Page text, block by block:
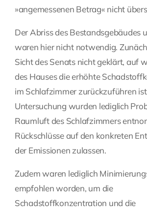
»angemessenen Betrag« nicht
Der Abriss des Bestandsgebäudes
waren hier nicht notwendig.
Sicht des Senats nicht geklärt, auf
des Hauses die erhöhte
im Schlafzimmer zurückzuführen
Untersuchung wurden lediglich
Raumluft des Schlafzimmers
Rückschlüsse auf den konkreten
der Emissionen zulassen.
Zudem waren lediglich
empfohlen worden, um die
Schadstoffkonzentration und die